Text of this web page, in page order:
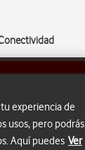
experiencia de
usos, pero podrás
Aquí puedes Ver